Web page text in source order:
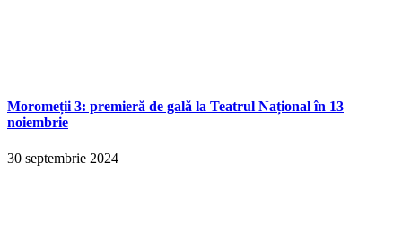
Moromeții 3: premieră de gală la Teatrul Național în 13
noiembrie
30 septembrie 2024